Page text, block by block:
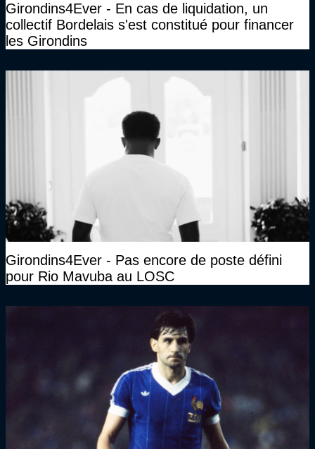
Girondins4Ever - En cas de liquidation, un
collectif Bordelais s'est constitué pour financer
les Girondins
Girondins4Ever - Pas encore de poste défini
pour Rio Mavuba au LOSC